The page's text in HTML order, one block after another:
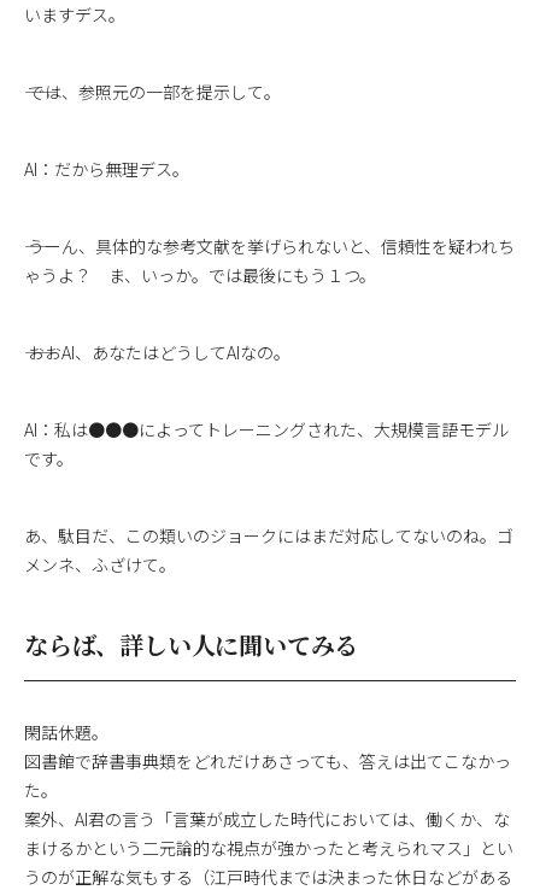
いますデス。
―― では、参照元の一部を提示して。
AI：だから無理デス。
―― うーん、具体的な参考文献を挙げられないと、信頼性を疑われち
ゃうよ？ ま、いっか。では最後にもう１つ。
―― おおAI、あなたはどうしてAIなの。
AI：私は●●●によってトレーニングされた、大規模言語モデル
です。
あ、駄目だ、この類いのジョークにはまだ対応してないのね。ゴ
メンネ、ふざけて。
ならば、詳しい人に聞いてみる
閑話休題。
図書館で辞書事典類をどれだけあさっても、答えは出てこなかっ
た。
案外、AI君の言う「言葉が成立した時代においては、働くか、な
まけるかという二元論的な視点が強かったと考えられマス」とい
うのが正解な気もする（江戸時代までは決まった休日などがある